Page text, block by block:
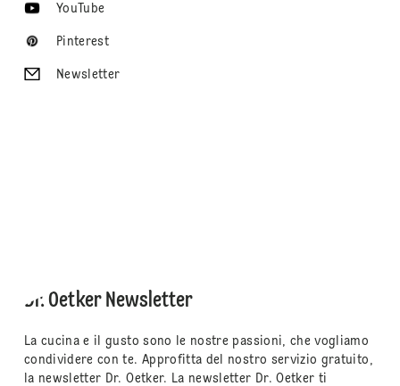
YouTube
Pinterest
Newsletter
Dr. Oetker Newsletter
La cucina e il gusto sono le nostre passioni, che vogliamo
condividere con te. Approfitta del nostro servizio gratuito,
la newsletter Dr. Oetker. La newsletter Dr. Oetker ti